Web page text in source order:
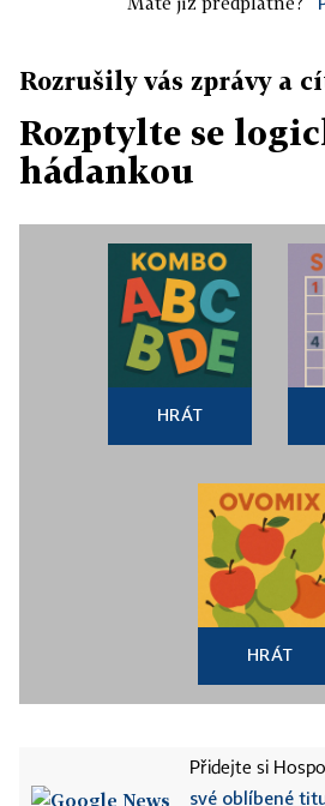
Rozrušily vás zprávy a
Rozptylte se
hádankou
HRÁT
HRÁT
Přidejte si
své oblíbené